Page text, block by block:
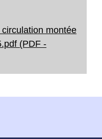
montée
(PDF -